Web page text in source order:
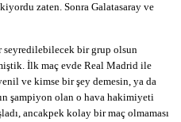
zaten. Sonra Galatasaray ve
seyredilebilecek bir grup olsun
İlk maç evde Real Madrid ile
ve kimse bir şey demesin, ya da
şampiyon olan o hava hakimiyeti
ancakpek kolay bir maç olmaması